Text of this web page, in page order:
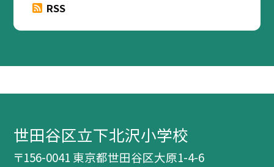
RSS
世田谷区立下北沢小学校
〒156-0041 東京都世田谷区大原1-4-6